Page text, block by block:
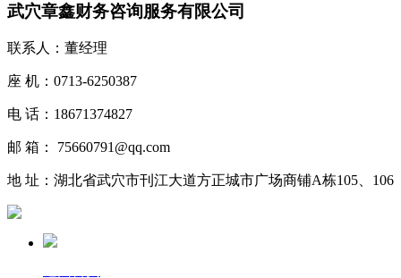
武穴章鑫财务咨询服务有限公司
联系人：董经理
座 机：0713-6250387
电 话：18671374827
邮 箱： 75660791@qq.com
地 址：湖北省武穴市刊江大道方正城市广场商铺A栋105、106